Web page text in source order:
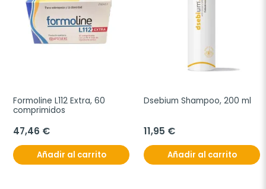
Formoline L112 Extra, 60
comprimidos
47,46 €
Añadir al carrito
Dsebium Shampoo, 200 ml
11,95 €
Añadir al carrito